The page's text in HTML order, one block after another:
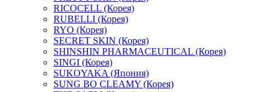
RICOCELL (Корея)
RUBELLI (Корея)
RYO (Корея)
SECRET SKIN (Корея)
SHINSHIN PHARMACEUTICAL (Корея)
SINGI (Корея)
SUKOYAKA (Япония)
SUNG BO CLEAMY (Корея)